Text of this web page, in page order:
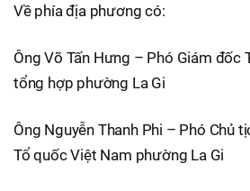
Về phía địa phương có:
Ông Võ Tấn Hưng – Phó Giám đốc
tổng hợp phường La Gi
Ông Nguyễn Thanh Phi – Phó Chủ
Tổ quốc Việt Nam phường La Gi